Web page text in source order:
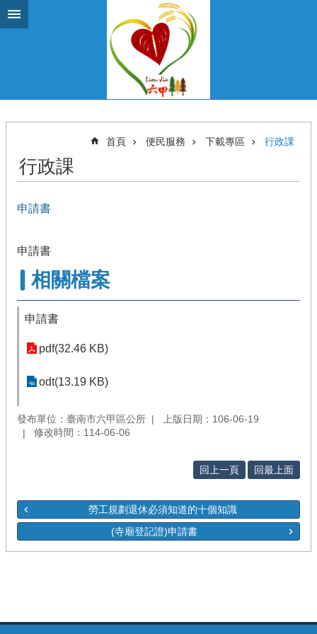
跳到主要內容區塊
首頁 便民服務 下載專區 行政課
行政課
申請書
申請書
相關檔案
申請書
pdf(32.46 KB)
odt(13.19 KB)
發布單位：臺南市六甲區公所
上版日期：106-06-19
修改時間：114-06-06
回上一頁 回最上面
勞工規劃退休必須知道的十個知識
(寺廟登記證)申請書